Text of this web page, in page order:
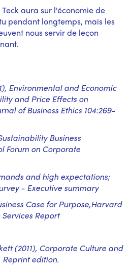
aura sur l'économie de
pendant longtemps, mais les
nous servir de leçon
Environmental and Economic
and Price Effects on
of Business Ethics 104:269-
Business
Forum on Corporate
and high expectations;
- Executive summary
Case for Purpose,Harvard
Report
(2011), Corporate Culture and
Reprint edition.